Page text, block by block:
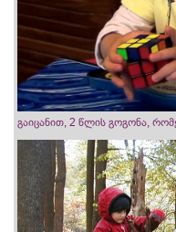
გაიცანით, 2 წლის გოგონა,